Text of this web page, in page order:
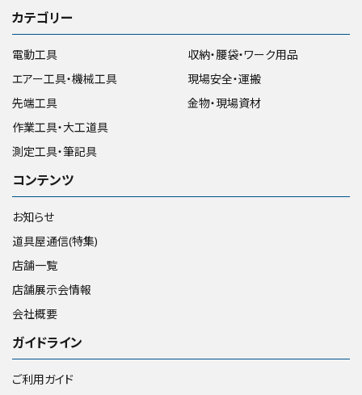
カテゴリー
電動工具
エアー工具・機械工具
先端工具
作業工具・大工道具
測定工具・筆記具
収納・腰袋・ワーク用品
現場安全・運搬
金物・現場資材
コンテンツ
お知らせ
道具屋通信(特集)
店舗一覧
店舗展示会情報
会社概要
ガイドライン
ご利用ガイド